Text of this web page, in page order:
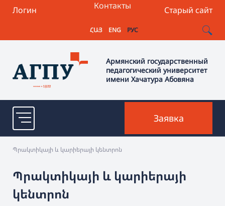
Логин Старый сайт
Контакты
ՀԱՅ ENG РУС
Армянский государственный
педагогический университет
имени Хачатура Абовяна
Заявка
Պրակտիկայի և կարիերայի կենտրոն
Պրակտիկայի և կարիերայի
կենտրոն